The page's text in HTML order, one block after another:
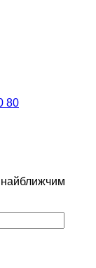
80
найближчим